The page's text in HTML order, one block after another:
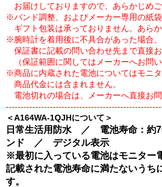
お届けしておりますので、あらかじめご
※バンド調整、およびメーカー専用の紙
ギフト包装は承っておりません。あらか
※腕時計を着用後に不具合があった場合、
保証書に記載の問い合わせ先まで直接お
（保証範囲に関してはメーカーへお問い
※商品に内蔵された電池についてはモニタ
商品代金には含まれません。
電池切れの場合は、メーカーへ直接お問
＜A164WA-1QJHについて＞
日常生活用防水 ／ 電池寿命：
ンド ／ デジタル
※最初に入っている電池はモニター
記載された電池寿命に満たないうち
す。